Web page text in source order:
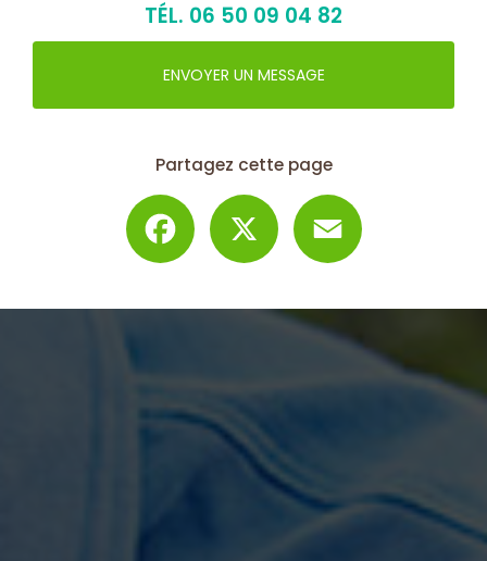
TÉL. 06 50 09 04 82
ENVOYER UN MESSAGE
Partagez cette page
Facebook